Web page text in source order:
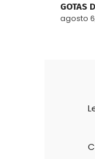
GOTAS
agosto